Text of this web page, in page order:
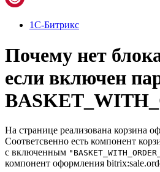
1С-Битрикс
Почему нет
если включен
На странице реализована корзина
Соответсвенно есть компонент
с включенным
компонент оформления